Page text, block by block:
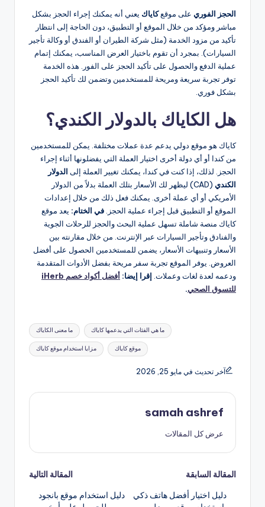
الحجز الفوري على موقعكاياك يعني أنه يمكنك إجراء الحجز بشكل
مباشر ومؤكد من خلال الموقع أو التطبيق، دون الحاجة إلى انتظار
تأكيد من مزود الخدمة (مثل شركة الطيران أو الفندق أو وكالة تأجير
السيارات). بمجرد أن تقوم باختيار العرض المناسب، يمكنك إتمام
عملية الدفع والحصول على تأكيد الحجز على الفور. هذه الخدمة
توفر تجربة سريعة ومريحة للمستخدمين وتضمن لك تأكيد الحجز
بشكل فوري.
هل الكاياك بالدولار الكندي؟
كاياك هو موقع دولي يدعم عدة عملات مختلفة. يمكن للمستخدمين
من كندا أو أي دولة أخرى اختيار العملة التي يفضلونها أثناء إجراء
الحجز. لذلك، إذا كنت في كندا، يمكنك تغيير العملة إلى الدولار
الكندي
(CAD) ليظهر لك الأسعار بتلك العملة بدلاً من الدولار
الأمريكي أو أي عملة أخرى. يمكنك فعل ذلك من خلال إعدادات
الموقع أو التطبيق قبل إجراء عملية الحجز. في الختام: يعد موقع
كاياك منصة شاملة تسهل عملية البحث والحجز للرحلات الجوية
والفنادق وتأجير السيارات عبر الإنترنت. من خلال مقارنته بين
الأسعار وتنبيهات الأسعار، يضمن للمستخدمين الحصول على أفضل
العروض. يوفر الموقع تجربة سفر مريحة بفضل الأدوات المتقدمة
ودعمه لعدة لغات وعملات. إقرا إيضا:
أفضل أكواد خصم iHerb
للتسوق الصحي.
ما معنى الكاياك ما هي الفئات التي يدعمها كاياك
مزايا استخدام موقع كاياك موقع كاياك
آخر تحديث في مايو 25, 2026
samah ashref
عرض كل المقالات
تصفّح
المقالات
المقالة السابقة
دليل اختيار أفضل هاتف ذكي
المقالة التالية
دليل استخدام موقع بانجود